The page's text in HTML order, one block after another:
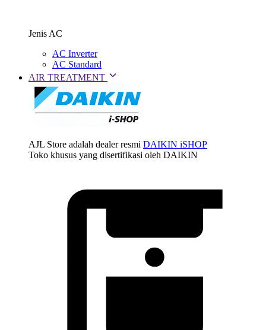
Jenis AC
AC Inverter
AC Standard
AIR TREATMENT
AJL Store adalah dealer resmi DAIKIN iSHOP
Toko khusus yang disertifikasi oleh DAIKIN